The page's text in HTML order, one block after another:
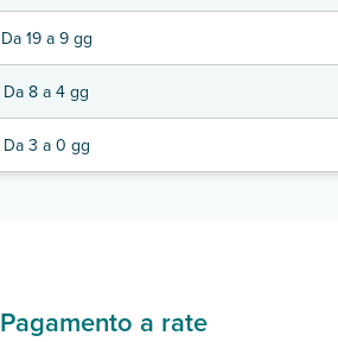
Da 19 a 9 gg
Da 8 a 4 gg
Da 3 a 0 gg
Pagamento a rate